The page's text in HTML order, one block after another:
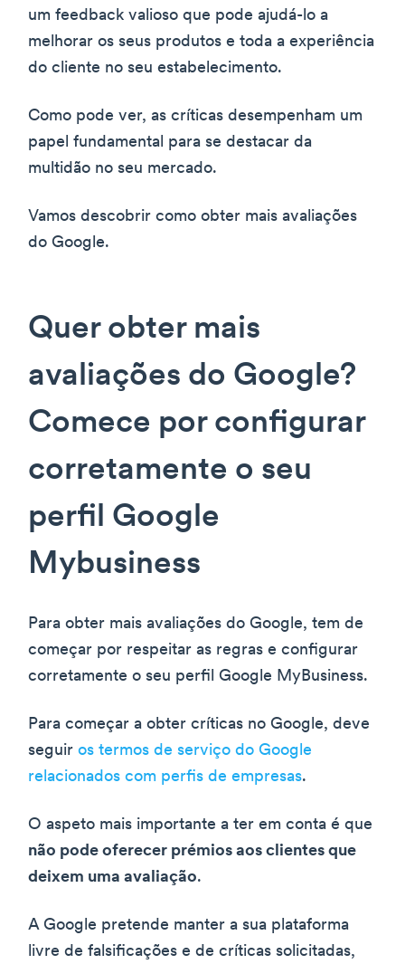
um feedback valioso que pode ajudá-lo a
melhorar os seus produtos e toda a experiência
do cliente no seu estabelecimento.
Como pode ver, as críticas desempenham um
papel fundamental para se destacar da
multidão no seu mercado.
Vamos descobrir como obter mais avaliações
do Google.
Quer obter mais
avaliações do Google?
Comece por configurar
corretamente o seu
perfil Google
Mybusiness
Para obter mais avaliações do Google, tem de
começar por respeitar as regras e configurar
corretamente o seu perfil Google MyBusiness.
Para começar a obter críticas no Google, deve
seguir os termos de serviço do Google
relacionados com perfis de empresas.
O aspeto mais importante a ter em conta é que
não pode oferecer prémios aos clientes que
deixem uma avaliação.
A Google pretende manter a sua plataforma
livre de falsificações e de críticas solicitadas,